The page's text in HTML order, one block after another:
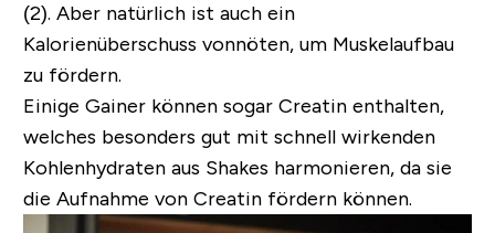
(2). Aber natürlich ist auch ein
Kalorienüberschuss vonnöten, um Muskelaufbau
zu fördern.
Einige Gainer können sogar Creatin enthalten,
welches besonders gut mit schnell wirkenden
Kohlenhydraten aus Shakes harmonieren, da sie
die Aufnahme von Creatin fördern können.